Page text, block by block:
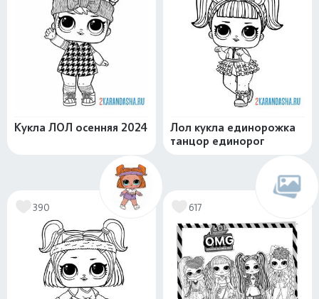
Кукла ЛОЛ осенняя 2024
Лол кукла единорожка
танцор единорог
390 617